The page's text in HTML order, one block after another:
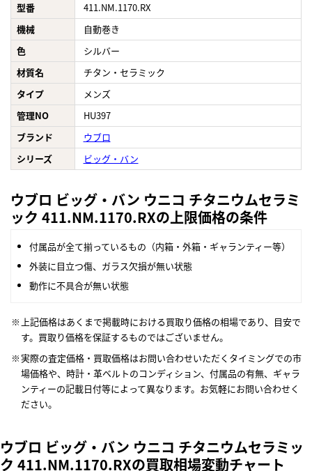
型番
411.NM.1170.RX
機械
自動巻き
色
シルバー
材質名
チタン・セラミック
タイプ
メンズ
管理NO
HU397
ブランド
ウブロ
シリーズ
ビッグ・バン
ウブロ ビッグ・バン ウニコ チタニウムセラミ
ック 411.NM.1170.RXの上限価格の条件
付属品が全て揃っているもの（内箱・外箱・ギャランティー等）
外装に目立つ傷、ガラス欠損が無い状態
動作に不具合が無い状態
上記価格はあくまで掲載時における買取り価格の相場であり、目安で
す。買取り価格を保証するものではございません。
実際の査定価格・買取価格はお問い合わせいただくタイミングでの市
場価格や、時計・革ベルトのコンディション、付属品の有無、ギャラ
ンティーの記載日付等によって異なります。お気軽にお問い合わせく
ださい。
ウブロ ビッグ・バン ウニコ チタニウムセラミッ
ク 411.NM.1170.RXの買取相場変動チャート